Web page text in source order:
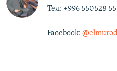
Тел: +996 550528
Facebook: